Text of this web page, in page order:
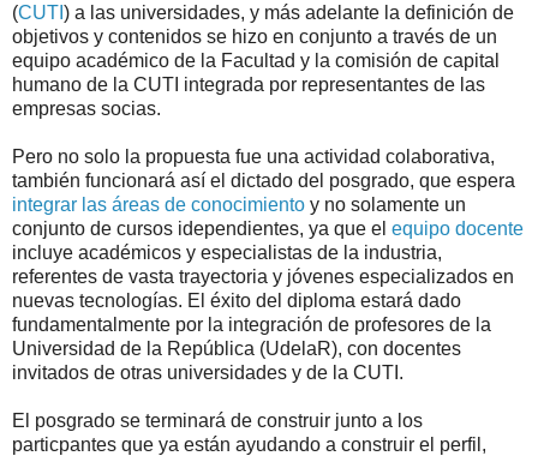
(CUTI ) a las universidades, y más adelante la definición de
objetivos y contenidos se hizo en conjunto a través de un
equipo académico de la Facultad y la comisión de capital
humano de la CUTI integrada por representantes de las
empresas socias.
Pero no solo la propuesta fue una actividad colaborativa,
también funcionará así el dictado del posgrado, que espera
integrar las áreas de conocimiento y no solamente un
conjunto de cursos idependientes, ya que el equipo docente
incluye académicos y especialistas de la industria,
referentes de vasta trayectoria y jóvenes especializados en
nuevas tecnologías. El éxito del diploma estará dado
fundamentalmente por la integración de profesores de la
Universidad de la República (UdelaR), con docentes
invitados de otras universidades y de la CUTI.
El posgrado se terminará de construir junto a los
particpantes que ya están ayudando a construir el perfil,